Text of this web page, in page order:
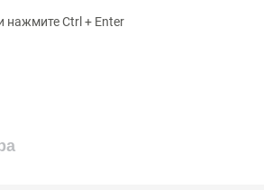
нажмите Ctrl + Enter